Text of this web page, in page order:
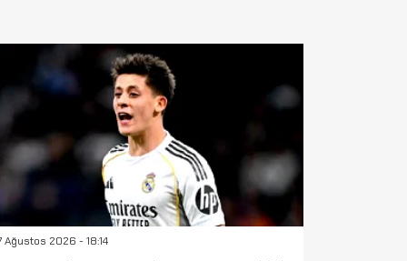
Ağustos 2026 - 18:14